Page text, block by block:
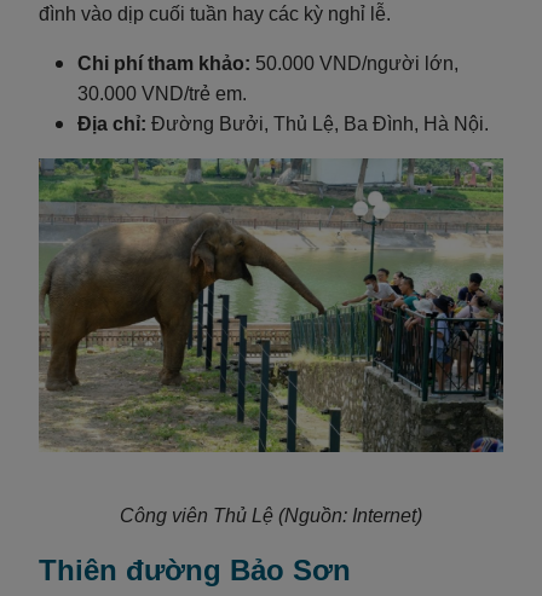
đình vào dịp cuối tuần hay các kỳ nghỉ lễ.
Chi phí tham khảo: 50.000 VND/người lớn,
30.000 VND/trẻ em.
Địa chỉ: Đường Bưởi, Thủ Lệ, Ba Đình, Hà Nội.
Công viên Thủ Lệ (Nguồn: Internet)
Thiên đường Bảo Sơn